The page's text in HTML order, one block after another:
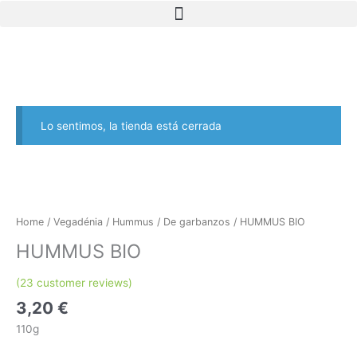
Lo sentimos, la tienda está cerrada
Home / Vegadénia / Hummus / De garbanzos / HUMMUS BIO
HUMMUS BIO
(23 customer reviews)
3,20 €
110g